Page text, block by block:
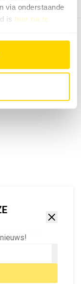
via onderstaande
is hier na te
vindt.